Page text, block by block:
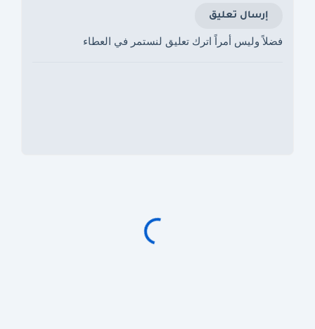
إرسال تعليق
فضلاً وليس أمراً اترك تعليق لنستمر في العطاء